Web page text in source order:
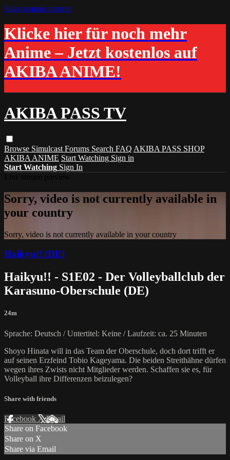
Skip to main content
Klicke hier für noch mehr
Anime – Jetzt kostenlos auf
AKIBA ANIME!
AKIBA PASS TV
Browse Simulcast Forums Search FAQ AKIBA PASS SHOP
AKIBA ANIME Start Watching Sign in
Start Watching Sign In
Sorry, video is not currently available in
your country
Sorry, video is not currently available in your country
Haikyu!! (DE)
Haikyu!! - S1E02 - Der Volleyballclub der
Karasuno-Oberschule (DE)
24m
Sprache: Deutsch / Untertitel: Keine / Laufzeit: ca. 25 Minuten
Shoyo Hinata will in das Team der Oberschule, doch dort trifft er
auf seinen Erzfeind Tobio Kageyama. Die beiden Streithähne dürfen
wegen ihres Zwists nicht Mitglieder werden. Schaffen sie es, für
Volleyball ihre Differenzen beizulegen?
Share with friends
Facebook XEmail
Share on Facebook
Share on X
Share via Email